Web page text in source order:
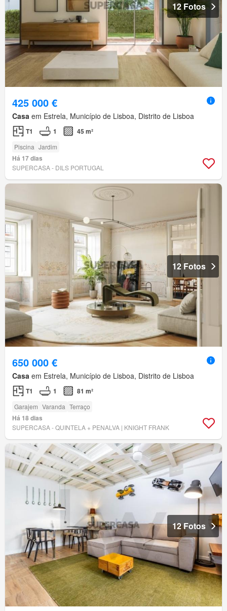
12 Fotos
425 000 €
Casa em Estrela, Município de Lisboa, Distrito de Lisboa
T1 1 45 m²
Piscina Jardim
Há 17 dias
SUPERCASA - DILS PORTUGAL
12 Fotos
650 000 €
Casa em Estrela, Município de Lisboa, Distrito de Lisboa
T1 1 81 m²
Garajem Varanda Terraço
Há 18 dias
SUPERCASA - QUINTELA + PENALVA | KNIGHT FRANK
12 Fotos